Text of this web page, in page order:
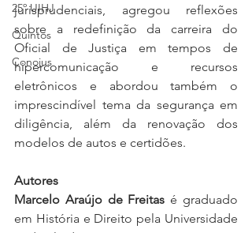
25º UIHJ
Quintos
Conojus
jurisprudenciais, agregou reflexões
sobre a redefinição da carreira do
Oficial de Justiça em tempos de
hipercomunicação e recursos
eletrônicos e abordou também o
imprescindível tema da segurança em
diligência, além da renovação dos
modelos de autos e certidões.
Autores
Marcelo Araújo de Freitas é graduado
em História e Direito pela Universidade